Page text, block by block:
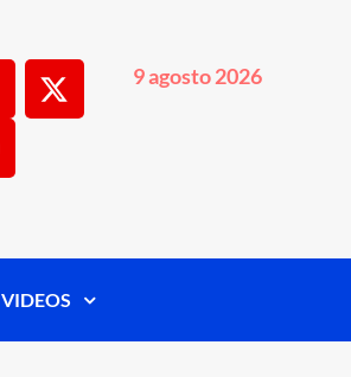
9 agosto 2026
VIDEOS